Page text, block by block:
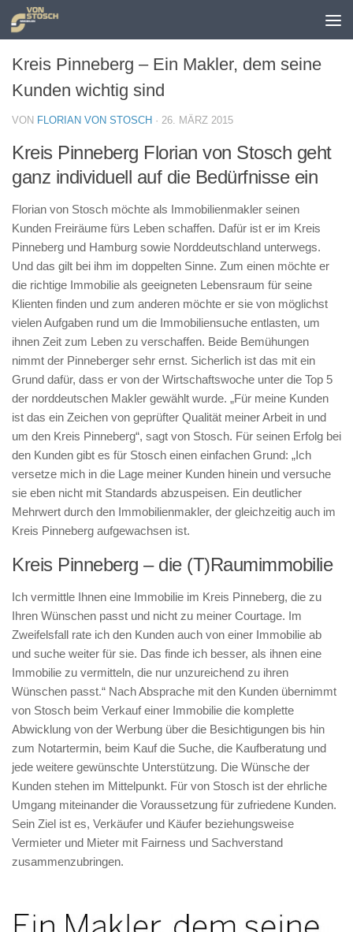
Zum Inhalt springen
Kreis Pinneberg – Ein Makler, dem seine
Kunden wichtig sind
VON FLORIAN VON STOSCH · 26. MÄRZ 2015
Kreis Pinneberg Florian von Stosch geht
ganz individuell auf die Bedürfnisse ein
Florian von Stosch möchte als Immobilienmakler seinen
Kunden Freiräume fürs Leben schaffen. Dafür ist er im Kreis
Pinneberg und Hamburg sowie Norddeutschland unterwegs.
Und das gilt bei ihm im doppelten Sinne. Zum einen möchte er
die richtige Immobilie als geeigneten Lebensraum für seine
Klienten finden und zum anderen möchte er sie von möglichst
vielen Aufgaben rund um die Immobiliensuche entlasten, um
ihnen Zeit zum Leben zu verschaffen. Beide Bemühungen
nimmt der Pinneberger sehr ernst. Sicherlich ist das mit ein
Grund dafür, dass er von der Wirtschaftswoche unter die Top 5
der norddeutschen Makler gewählt wurde. „Für meine Kunden
ist das ein Zeichen von geprüfter Qualität meiner Arbeit in und
um den Kreis Pinneberg“, sagt von Stosch. Für seinen Erfolg bei
den Kunden gibt es für Stosch einen einfachen Grund: „Ich
versetze mich in die Lage meiner Kunden hinein und versuche
sie eben nicht mit Standards abzuspeisen. Ein deutlicher
Mehrwert durch den Immobilienmakler, der gleichzeitig auch im
Kreis Pinneberg aufgewachsen ist.
Kreis Pinneberg – die (T)Raumimmobilie
Ich vermittle Ihnen eine Immobilie im Kreis Pinneberg, die zu
Ihren Wünschen passt und nicht zu meiner Courtage. Im
Zweifelsfall rate ich den Kunden auch von einer Immobilie ab
und suche weiter für sie. Das finde ich besser, als ihnen eine
Immobilie zu vermitteln, die nur unzureichend zu ihren
Wünschen passt.“ Nach Absprache mit den Kunden übernimmt
von Stosch beim Verkauf einer Immobilie die komplette
Abwicklung von der Werbung über die Besichtigungen bis hin
zum Notartermin, beim Kauf die Suche, die Kaufberatung und
jede weitere gewünschte Unterstützung. Die Wünsche der
Kunden stehen im Mittelpunkt. Für von Stosch ist der ehrliche
Umgang miteinander die Voraussetzung für zufriedene Kunden.
Sein Ziel ist es, Verkäufer und Käufer beziehungsweise
Vermieter und Mieter mit Fairness und Sachverstand
zusammenzubringen.